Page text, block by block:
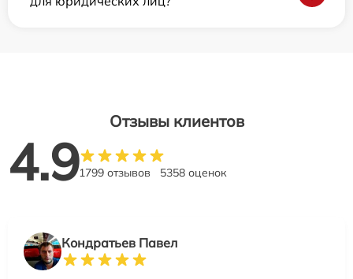
Отзывы клиентов
4.91799 отзывов 5358 оценок
Кондратьев Павел